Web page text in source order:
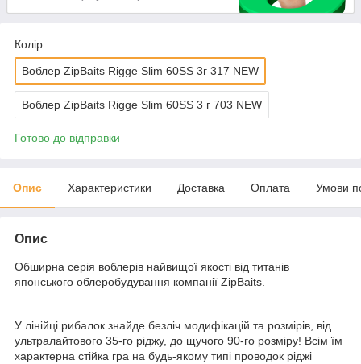
Колір
Воблер ZipBaits Rigge Slim 60SS 3г 317 NEW
Воблер ZipBaits Rigge Slim 60SS 3 г 703 NEW
Готово до відправки
Опис Характеристики Доставка Оплата Умови
Опис
Обширна серія воблерів найвищої якості від титанів
японського облеробудування компанії ZipBaits.
У лінійці рибалок знайде безліч модифікацій та розмірів, від
ультралайтового 35-го ріджу, до щучого 90-го розміру! Всім їм
характерна стійка гра на будь-якому типі проводок ріджі